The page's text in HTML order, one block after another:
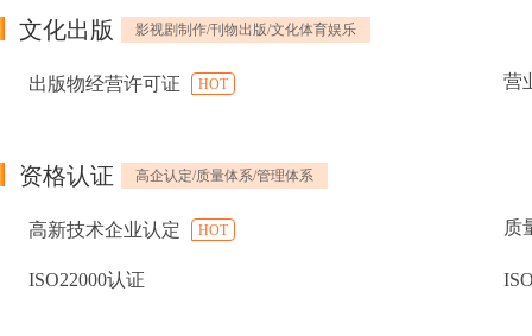
文化出版 影视剧制作/刊物出版/文化体育娱乐
出版物经营许可证 HOT 营
资格认证 高企认定/质量体系/管理体系
高新技术企业认定 HOT 质
ISO22000认证